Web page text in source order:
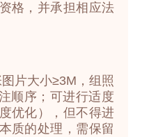
格，并承担相应法
片大小≥3M，组照
顺序；可进行适度
优化），但不得进
质的处理，需保留